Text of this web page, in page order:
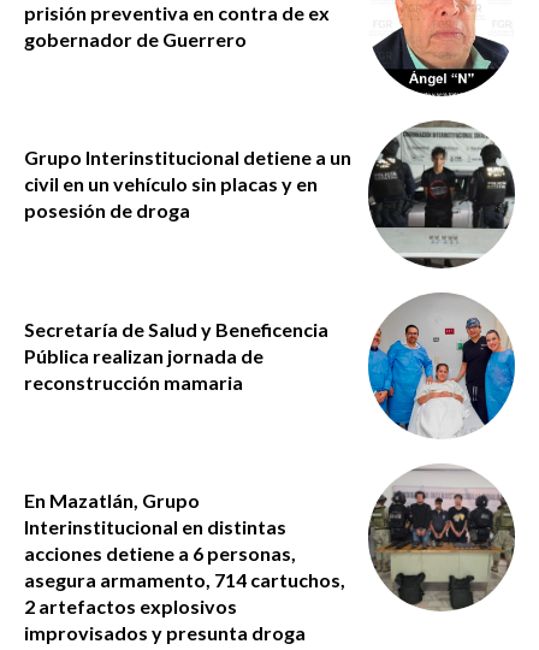
prisión preventiva en contra de ex
gobernador de Guerrero
Grupo Interinstitucional detiene a un
civil en un vehículo sin placas y en
posesión de droga
Secretaría de Salud y Beneficencia
Pública realizan jornada de
reconstrucción mamaria
En Mazatlán, Grupo
Interinstitucional en distintas
acciones detiene a 6 personas,
asegura armamento, 714 cartuchos,
2 artefactos explosivos
improvisados y presunta droga